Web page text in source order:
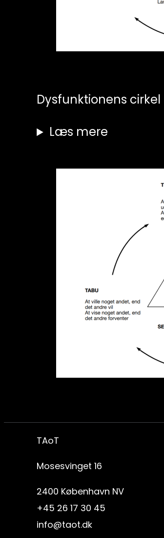
Dysfunktionens cirkel
Læs mere
TAoT
Mosesvinget 16
2400 København NV
+45 26 17 30 45
info@taot.dk